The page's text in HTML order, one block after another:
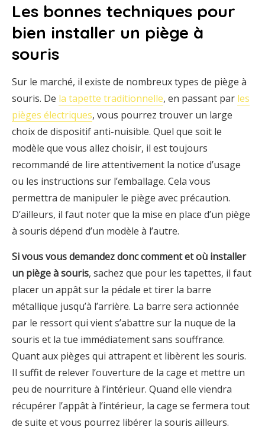
Les bonnes techniques pour
bien installer un piège à
souris
Sur le marché, il existe de nombreux types de piège à
souris. De la tapette traditionnelle, en passant par les
pièges électriques, vous pourrez trouver un large
choix de dispositif anti-nuisible. Quel que soit le
modèle que vous allez choisir, il est toujours
recommandé de lire attentivement la notice d’usage
ou les instructions sur l’emballage. Cela vous
permettra de manipuler le piège avec précaution.
D’ailleurs, il faut noter que la mise en place d’un piège
à souris dépend d’un modèle à l’autre.
Si vous vous demandez donc comment et où installer
un piège à souris, sachez que pour les tapettes, il faut
placer un appât sur la pédale et tirer la barre
métallique jusqu’à l’arrière. La barre sera actionnée
par le ressort qui vient s’abattre sur la nuque de la
souris et la tue immédiatement sans souffrance.
Quant aux pièges qui attrapent et libèrent les souris.
Il suffit de relever l’ouverture de la cage et mettre un
peu de nourriture à l’intérieur. Quand elle viendra
récupérer l’appât à l’intérieur, la cage se fermera tout
de suite et vous pourrez libérer la souris ailleurs.